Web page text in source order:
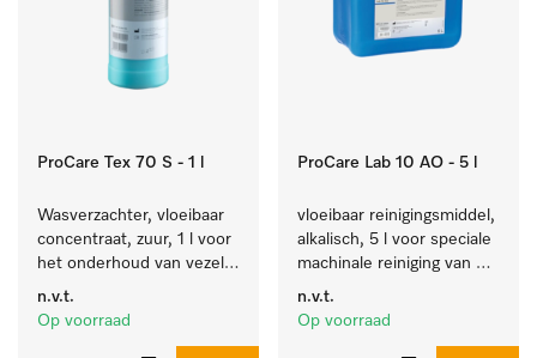
ProCare Tex 70 S - 1 l
Wasverzachter, vloeibaar
concentraat, zuur, 1 l voor
het onderhoud van vezels
zodat het textiel lang
zacht blijft.
n.v.t.
Op voorraad
ProCare Lab 10 AO - 5 l
vloeibaar reinigingsmiddel,
alkalisch, 5 l voor speciale
machinale reiniging van
laboratoriumglaswerk en -
gerei.
n.v.t.
Op voorraad